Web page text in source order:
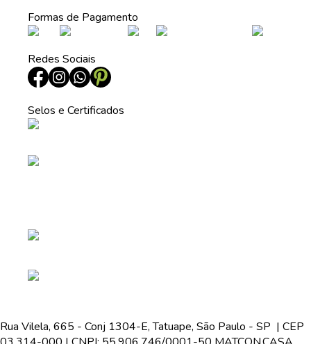
Formas de Pagamento
Redes Sociais
Selos e Certificados
Rua Vilela, 665 - Conj 1304-E, Tatuape, São Paulo - SP | CEP